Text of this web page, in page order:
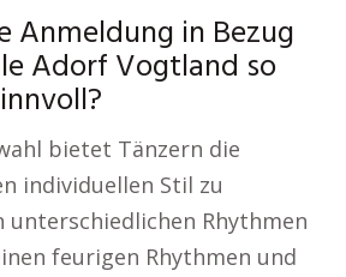
Anmeldung in Bezug
Adorf Vogtland so
bietet Tänzern die
individuellen Stil zu
unterschiedlichen Rhythmen
feurigen Rhythmen und